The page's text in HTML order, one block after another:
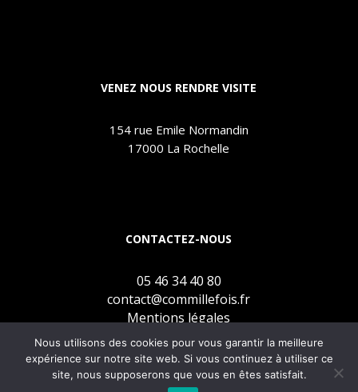
VENEZ NOUS RENDRE VISITE
154 rue Emile Normandin
17000 La Rochelle
CONTACTEZ-NOUS
05 46 34 40 80
contact@commillefois.fr
Mentions légales
Nous utilisons des cookies pour vous garantir la meilleure
expérience sur notre site web. Si vous continuez à utiliser ce
site, nous supposerons que vous en êtes satisfait.